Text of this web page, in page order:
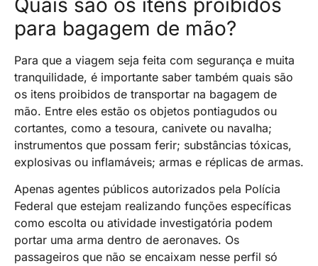
Quais são os itens proibidos
para bagagem de mão?
Para que a viagem seja feita com segurança e muita
tranquilidade, é importante saber também quais são
os itens proibidos de transportar na bagagem de
mão. Entre eles estão os objetos pontiagudos ou
cortantes, como a tesoura, canivete ou navalha;
instrumentos que possam ferir; substâncias tóxicas,
explosivas ou inflamáveis; armas e réplicas de armas.
Apenas agentes públicos autorizados pela Polícia
Federal que estejam realizando funções específicas
como escolta ou atividade investigatória podem
portar uma arma dentro de aeronaves. Os
passageiros que não se encaixam nesse perfil só